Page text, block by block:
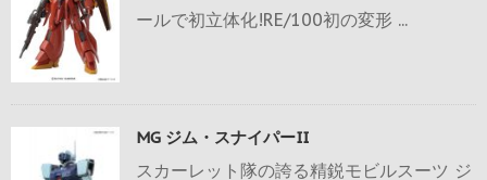
ールで初立体化!RE/100初の変形 ...
MG ジム・スナイパーII
スカーレット隊の誇る精鋭モビルスーツ ジ